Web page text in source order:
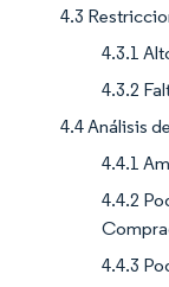
4.3
4.3.1
4.3.2
4.4 Análisis
4.4.1
4.4.2
4.4.3